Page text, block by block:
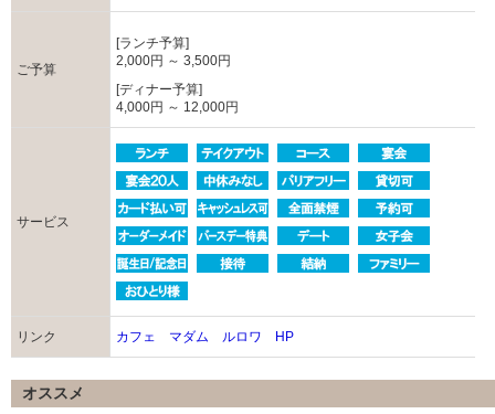
ご予算
[ランチ予算]
2,000円 ～ 3,500円
[ディナー予算]
4,000円 ～ 12,000円
サービス
リンク カフェ マダム ルロワ HP
オススメ